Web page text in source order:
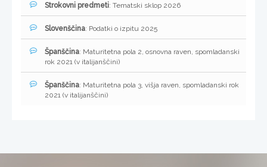
Strokovni predmeti: Tematski sklop 2026
Slovenščina: Podatki o izpitu 2025
Španščina: Maturitetna pola 2, osnovna raven, spomladanski
rok 2021 (v italijanščini)
Španščina: Maturitetna pola 3, višja raven, spomladanski rok
2021 (v italijanščini)